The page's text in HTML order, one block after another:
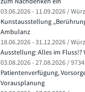
03.06.2026 - 11.09.2026 /
Kunstausstellung
Ambulanz
18.06.2026 - 31.12.2026 /
Ausstellung: Alles im Fluss!?
03.08.2026 - 27.08.2026 /
Patientenverfügung,
Vorausplanung